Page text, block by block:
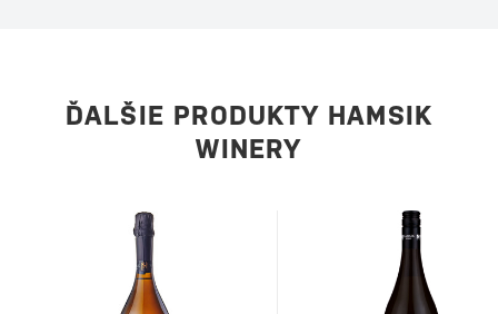
ĎALŠIE PRODUKTY HAMSIK
WINERY